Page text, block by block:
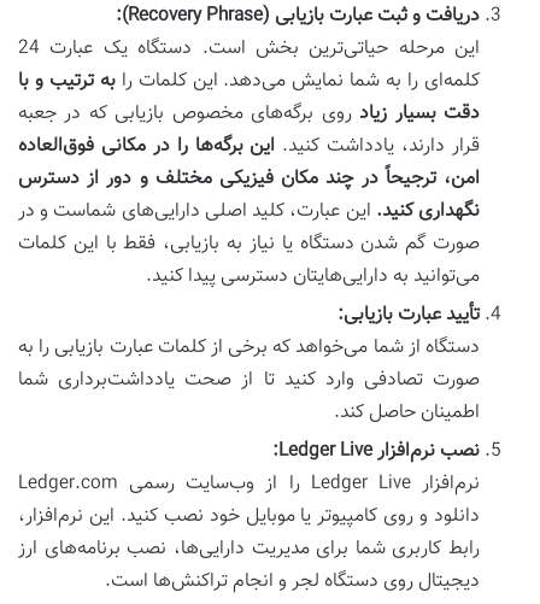
دریافت و ثبت عبارت بازیابی (Recovery Phrase):
این مرحله حیاتی‌ترین بخش است. دستگاه یک عبارت 24
کلمه‌ای را به شما نمایش می‌دهد. این کلمات را به ترتیب و با
دقت بسیار زیاد روی برگه‌های مخصوص بازیابی که در جعبه
قرار دارند، یادداشت کنید. این برگه‌ها را در مکانی فوق‌العاده
امن، ترجیحاً در چند مکان فیزیکی مختلف و دور از دسترس
نگهداری کنید. این عبارت، کلید اصلی دارایی‌های شماست و در
صورت گم شدن دستگاه یا نیاز به بازیابی، فقط با این کلمات
می‌توانید به دارایی‌هایتان دسترسی پیدا کنید.
تأیید عبارت بازیابی:
دستگاه از شما می‌خواهد که برخی از کلمات عبارت بازیابی را به
صورت تصادفی وارد کنید تا از صحت یادداشت‌برداری شما
اطمینان حاصل کند.
نصب نرم‌افزار Ledger Live:
نرم‌افزار Ledger Live را از وب‌سایت رسمی Ledger.com
دانلود و روی کامپیوتر یا موبایل خود نصب کنید. این نرم‌افزار،
رابط کاربری شما برای مدیریت دارایی‌ها، نصب برنامه‌های ارز
دیجیتال روی دستگاه لجر و انجام تراکنش‌ها است.